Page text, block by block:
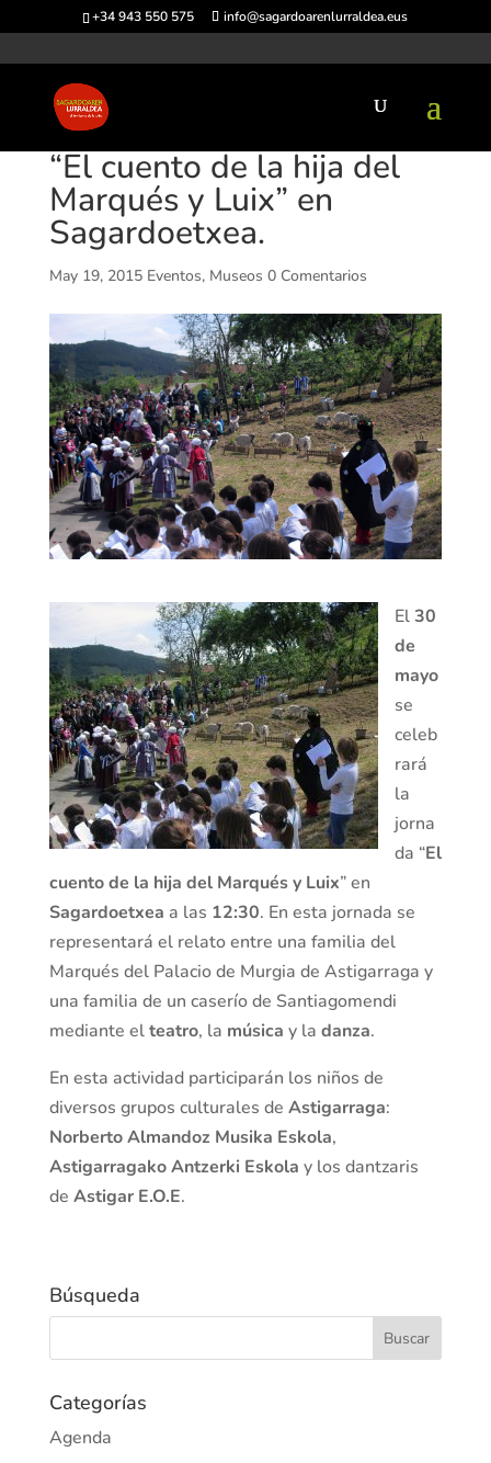
+34 943 550 575 info@sagardoarenlurraldea.eus
“El cuento de la hija del
Marqués y Luix” en
Sagardoetxea.
May 19, 2015 Eventos, Museos 0 Comentarios
El30
de
mayo
se
celeb
rará
la
jorna
da “El
cuento de la hija del Marqués y Luix” en
Sagardoetxea a las 12:30. En esta jornada se
representará el relato entre una familia del
Marqués del Palacio de Murgia de Astigarraga y
una familia de un caserío de Santiagomendi
mediante elteatro, la música y la danza.
En esta actividad participarán los niños de
diversos grupos culturales de Astigarraga:
Norberto Almandoz Musika Eskola,
Astigarragako Antzerki Eskola y los dantzaris
de Astigar E.O.E.
Búsqueda
Categorías
Agenda